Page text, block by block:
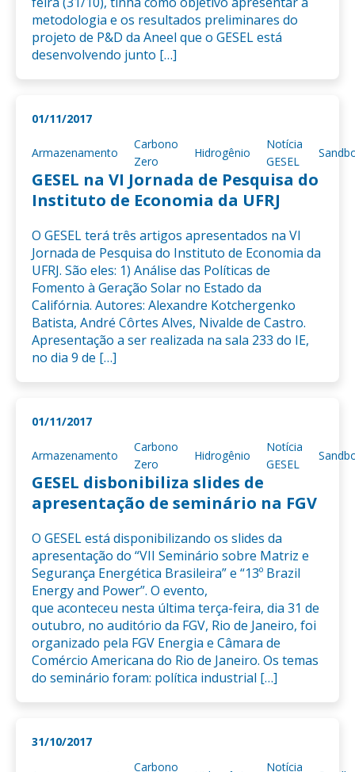
metodologia e os resultados preliminares do
projeto de P&D da Aneel que o GESEL está
desenvolvendo junto […]
01/11/2017
Armazenamento
Carbono
Zero
Hidrogênio
Notícia
GESEL
GESEL na VI Jornada de Pesquisa do
Instituto de Economia da UFRJ
O GESEL terá três artigos apresentados na VI
Jornada de Pesquisa do Instituto de Economia da
UFRJ. São eles: 1) Análise das Políticas de
Fomento à Geração Solar no Estado da
Califórnia. Autores: Alexandre Kotchergenko
Batista, André Côrtes Alves, Nivalde de Castro.
Apresentação a ser realizada na sala 233 do IE,
no dia 9 de […]
01/11/2017
Armazenamento
Carbono
Zero
Hidrogênio
Notícia
GESEL
GESEL disbonibiliza slides de
apresentação de seminário na FGV
O GESEL está disponibilizando os slides da
apresentação do “VII Seminário sobre Matriz e
Segurança Energética Brasileira” e “13º Brazil
Energy and Power”. O evento,
que aconteceu nesta última terça-feira, dia 31 de
outubro, no auditório da FGV, Rio de Janeiro, foi
organizado pela FGV Energia e Câmara de
Comércio Americana do Rio de Janeiro. Os temas
do seminário foram: política industrial […]
31/10/2017
Carbono
Notícia